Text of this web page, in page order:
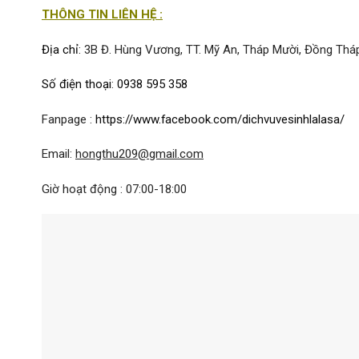
THÔNG TIN LIÊN HỆ :
Địa chỉ: 3B Đ. Hùng Vương, TT. Mỹ An, Tháp Mười, Đồng
Số điện thoại: 0938 595 358
Fanpage : https://www.facebook.com/dichvuvesinhlalasa/
Email: hongthu209@gmail.com
Giờ hoạt động : 07:00-18:00